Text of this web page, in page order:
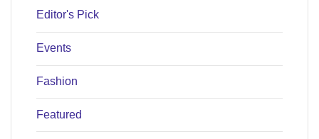
Editor's Pick
Events
Fashion
Featured